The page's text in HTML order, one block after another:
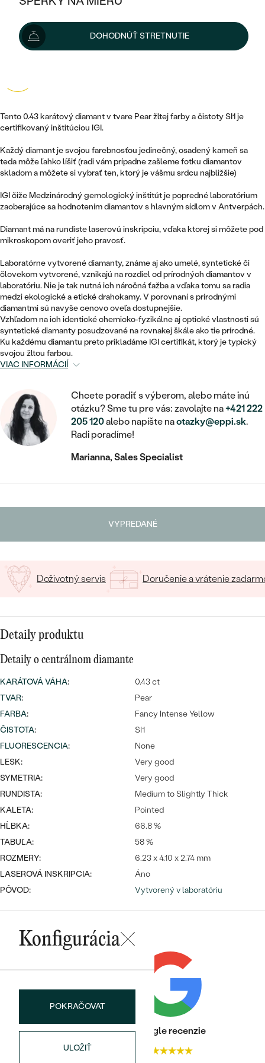
KOMBINOVANÉ ZLATO
PODĽA ŠTÝLU
ETERNITY
VYKROJENÉ
NETRADIČNÉ
TEPANÉ
RUČNE RYTÉ
S VÝPLŇOU
SVADOBNÉ SETY
PODĽA CENY
CENOVO DOSTUPNÉ
LUXUSNÉ
Najpredávanejšie
svadobné
obrúčky
PREZRIEŤ
POSTRANNÉ DRAHOKAMY
HALO
SET ZÁSNUBNÉHO PRSTEŇA A
OBRÚČOK
NETRADIČNÉ
ZAČAŤ S PRSTEŇOM
ZAČAŤ S DIAMANTOM
ZAČAŤ S LABGROWN DIAMANTOM
ZAČAŤ S FAREBNÝM DIAMANTOM
PODĽA DRAHOKAMU
DIAMANT
LAB GROWN DIAMANT
MOISSANIT
ČIERNY DIAMANT
PLATINA
STRIEBRO
Wave kolekcia
VÝPREDAJ
ŠPERKY ČO POMÁHAJÚ
PODĽA TYPU
NÁUŠNICE
PRÍVESKY
NÁRAMKY
SETY
PÁNSKE ŠPERKY
DETSKÉ ŠPERKY
BROŠNE
DOPLNKY
ZLATÉ
STRIEBORNÉ
PLATINOVÉ
S LAB GROWN DIAMANTMI
PERSONALIZOVANÉ
SYMBOLICKÉ
MINIMALISTICKÉ
PODĽA PRÍLEŽITOSTI
PODĽA FARBY
PODĽA TVARU DRAHOKAMU
NA MIERU
DIAMANTY
PLATINOVÉ
KRUHOVÉ
MINIMALISTICKÉ
VISIACE
V TVARE SRDCA
DETSKÉ
PIERCING
PODĽA DRAHOKAMU
S DIAMANTMI
S DRAHOKAMAMI
S PERLAMI
PODĽA CENY
CENOVO DOSTUPNÉ
Najpredávanejšie
náušnice
PREZRIEŤ
ZLATÉ
STRIEBORNÉ
PODĽA ŠTÝLU
NARODENIE DIEŤAŤA
PERSONALIZOVANÉ
SO ZNAMENÍM ZVEROKRUHU
MINIMALISTICKÉ
MEDAILÓNY
RETIAZKY
V TVARE SRDCA
SO ZVIERATAMI
PODĽA DRAHOKAMU
S DIAMANTMI
S DRAHOKAMAMI
LUXUSNÉ
Personalizované
VÝPREDAJ
ZLATÉ
STRIEBORNÉ
PLATINOVÉ
ETERNITY
MINIMALISTICKÉ
STATEMENT
PEČATNÉ
PERSONALIZOVANÉ
PODĽA DRAHOKAMU
S DRAHOKAMAMI
S PERLAMI
PODĽA CENY
CENOVO DOSTUPNÉ
Najpredávanejšie
prstene
DOHODNÚŤ STRETNUTIE
1 015 €
Možnosti doručenia
Tento 0.43 karátový diamant v tvare Pear žltej farby a čistoty SI1 je
certifikovaný inštitúciou IGI.
Každý diamant je svojou farebnosťou jedinečný, osadený kameň sa
teda môže ľahko líšiť (radi vám prípadne zašleme fotku diamantov
skladom a môžete si vybrať ten, ktorý je vášmu srdcu najbližšie)
IGI čiže Medzinárodný gemologický inštitút je popredné laboratórium
zaoberajúce sa hodnotením diamantov s hlavným sídlom v Antverpách.
Diamant má na rundiste laserovú inskripciu, vďaka ktorej si môžete pod
mikroskopom overiť jeho pravosť.
Laboratórne vytvorené diamanty, známe aj ako umelé, syntetické či
človekom vytvorené, vznikajú na rozdiel od prírodných diamantov v
laboratóriu. Nie je tak nutná ich náročná ťažba a vďaka tomu sa radia
medzi ekologické a etické drahokamy. V porovnaní s prírodnými
diamantmi sú navyše cenovo oveľa dostupnejšie.
Vzhľadom na ich identické chemicko-fyzikálne aj optické vlastnosti sú
syntetické diamanty posudzované na rovnakej škále ako tie prírodné.
Ku každému diamantu preto prikladáme IGI certifikát, ktorý je typický
svojou žltou farbou.
VIAC INFORMÁCIÍ
Chcete poradiť s výberom, alebo máte inú
otázku? Sme tu pre vás: zavolajte na+421 222
205 120alebo napíšte naotazky@eppi.sk.
Radi poradíme!
Marianna, Sales Specialist
VYPREDANÉ
Doživotný servis Doručenie a vrátenie
Detaily produktu
Detaily o centrálnom diamante
KARÁTOVÁ VÁHA:
0.43 ct
TVAR:
Pear
FARBA:
Fancy Intense Yellow
ČISTOTA:
SI1
FLUORESCENCIA:
None
LESK:
Very good
SYMETRIA:
Very good
RUNDISTA:
Medium to Slightly Thick
KALETA:
Pointed
HĹBKA:
66.8 %
TABUĽA:
58 %
ROZMERY:
6.23 x 4.10 x 2.74 mm
LASEROVÁ INSKRIPCIA:
Áno
PÔVOD:
Vytvorený v laboratóriu
Konfigurácia
POKRAČOVAT
ULOŽIŤ
Heuréka recenzie
4.9
Google recenzie